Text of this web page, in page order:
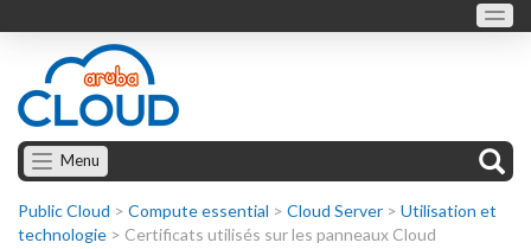
Menu
Public Cloud > Compute essential > Cloud Server > Utilisation et
technologie > Certificats utilisés sur les panneaux Cloud